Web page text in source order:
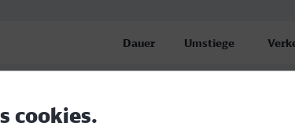
Dauer Umstiege